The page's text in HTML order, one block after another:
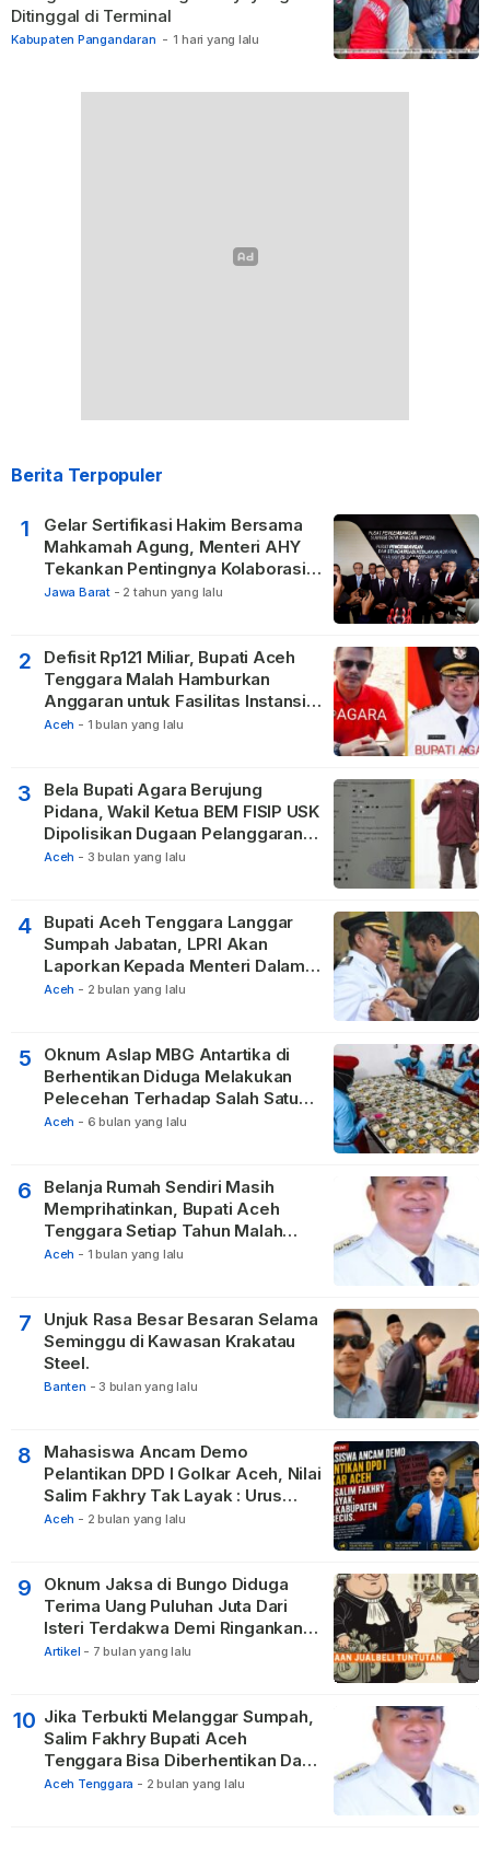
Kabupaten Pangandaran - 1 hari yang lalu
Ditinggal di Terminal
Berita Terpopuler
1
Gelar Sertifikasi Hakim Bersama
Mahkamah Agung, Menteri AHY
Tekankan Pentingnya Kolaborasi
untuk Hadirkan Keadilan bagi
Jawa Barat - 2 tahun yang lalu
2
Defisit Rp121 Miliar, Bupati Aceh
Tenggara Malah Hamburkan
Anggaran untuk Fasilitas Instansi
Vertikal
Aceh - 1 bulan yang lalu
3
Bela Bupati Agara Berujung
Pidana, Wakil Ketua BEM FISIP USK
Dipolisikan Dugaan Pelanggaran
Privasi dan UU ITE
Aceh - 3 bulan yang lalu
4
Bupati Aceh Tenggara Langgar
Sumpah Jabatan, LPRI Akan
Laporkan Kepada Menteri Dalam
Negeri
Aceh - 2 bulan yang lalu
5
Oknum Aslap MBG Antartika di
Berhentikan Diduga Melakukan
Pelecehan Terhadap Salah Satu
Relawan
Aceh - 6 bulan yang lalu
6
Belanja Rumah Sendiri Masih
Memprihatinkan, Bupati Aceh
Tenggara Setiap Tahun Malah
Membangun Pasilitas Rumah
Aceh - 1 bulan yang lalu
7
Unjuk Rasa Besar Besaran Selama
Seminggu di Kawasan Krakatau
Steel.
Banten - 3 bulan yang lalu
8
Mahasiswa Ancam Demo
Pelantikan DPD I Golkar Aceh, Nilai
Salim Fakhry Tak Layak : Urus
Kabupaten Tak Becus.
Aceh - 2 bulan yang lalu
9
Oknum Jaksa di Bungo Diduga
Terima Uang Puluhan Juta Dari
Isteri Terdakwa Demi Ringankan
Hukuman
Artikel - 7 bulan yang lalu
10 Jika Terbukti Melanggar Sumpah,
Salim Fakhry Bupati Aceh
Tenggara Bisa Diberhentikan Dari
Jabatannya
Aceh Tenggara - 2 bulan yang lalu